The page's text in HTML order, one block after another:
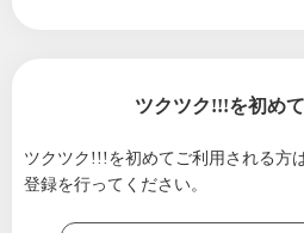
【マスミのメルマガ
展示即売会ありがと
2026/04/23 【マスミのメルマガ
ツクツク!!!を初め
ツクツク!!!を初めてご利用される方
登録を行ってください。